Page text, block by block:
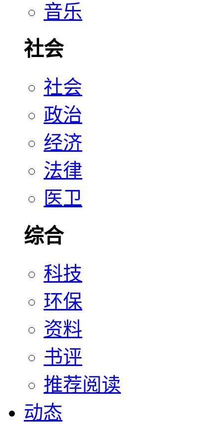
音乐
社会
社会
政治
经济
法律
医卫
综合
科技
环保
资料
书评
推荐阅读
动态